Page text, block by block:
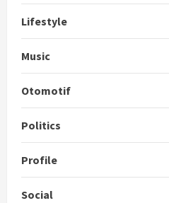
Lifestyle
Music
Otomotif
Politics
Profile
Social